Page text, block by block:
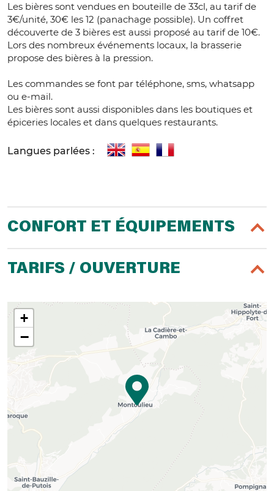
Les bières sont vendues en bouteille de 33cl, au tarif de
3€/unité, 30€ les 12 (panachage possible). Un coffret
découverte de 3 bières est aussi proposé au tarif de 10€.
Lors des nombreux événements locaux, la brasserie
propose des bières à la pression.
Les commandes se font par téléphone, sms, whatsapp
ou e-mail.
Les bières sont aussi disponibles dans les boutiques et
épiceries locales et dans quelques restaurants.
Langues parlées :
CONFORT ET ÉQUIPEMENTS
TARIFS / OUVERTURE
+
−